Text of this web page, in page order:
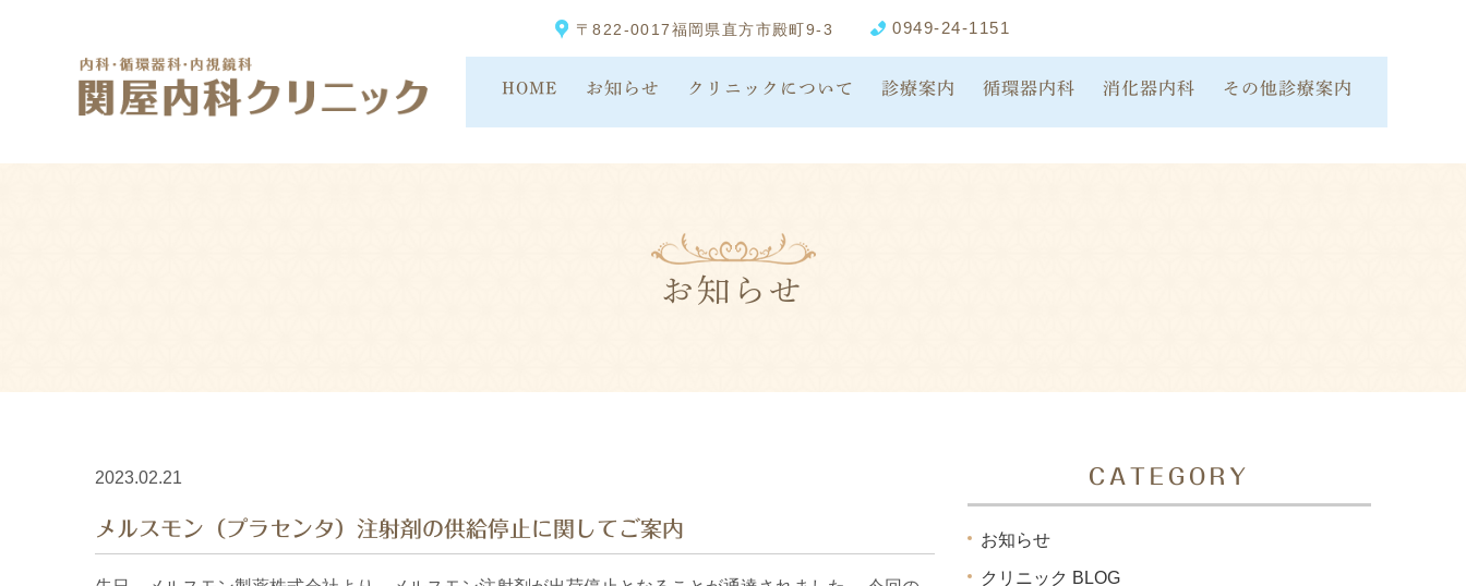
〒822-0017福岡県直方市殿町9-3 0949-24-1151
HOME お知らせ クリニックについて
当院の特徴
診療コンセプト
クリニック概要
診療時間
診療案内
一般内科
循環器内科
循環器内科
循環器内科の診察内容
検査について
消化器内科
内視鏡検査の実施につ
その他診療案内
生活習慣病
エイジングケア
お知らせ
2023.02.21
メルスモン（プラセンタ）注射剤の供給停止に関してご案内
CATEGORY
お知らせ
クリニック BLOG